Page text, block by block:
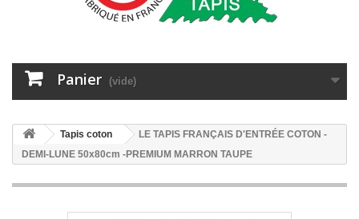
Panier (vide)
Tapis coton
LE TAPIS FRANÇAIS D'ENTRÉE COTON -
DEMI-LUNE 50x80cm -PREMIUM MARRON TAUPE